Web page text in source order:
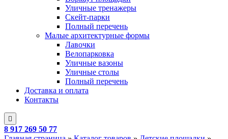
Уличные тренажеры
Скейт-парки
Полный перечень
Малые архитектурные формы
Лавочки
Велопарковка
Уличные вазоны
Уличные столы
Полный перечень
Доставка и оплата
Контакты
8 917 269 50 77